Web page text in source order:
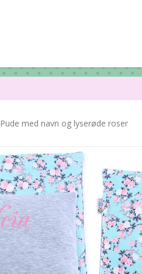
Pude med navn og lyserøde roser